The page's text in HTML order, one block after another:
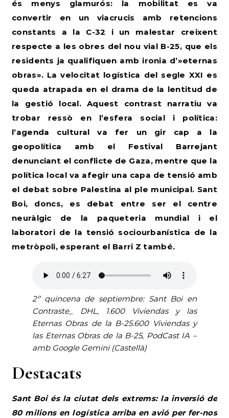
és menys glamurós: la mobilitat es va
convertir en un viacrucis amb retencions
constants a la C-32 i un malestar creixent
respecte a les obres del nou vial B-25, que els
residents ja qualifiquen amb ironia d’»eternas
obras». La velocitat logística del segle XXI es
queda atrapada en el drama de la lentitud de
la gestió local. Aquest contrast narratiu va
trobar ressò en l’esfera social i política:
l’agenda cultural va fer un gir cap a la
geopolítica amb el Festival Barrejant
denunciant el conflicte de Gaza, mentre que la
política local va afegir una capa de tensió amb
el debat sobre Palestina al ple municipal. Sant
Boi, doncs, es debat entre ser el centre
neuràlgic de la paqueteria mundial i el
laboratori de la tensió sociourbanística de la
metròpoli, esperant el Barri Z també.
2º quincena de septiembre: Sant Boi en
Contraste_ DHL, 1.600 Viviendas y las
Eternas Obrasde la B-25.600 Viviendas y
las Eternas Obrasde la B-25, PodCast IA –
amb Google Gemini (Castellà)
Destacats
Sant Boi és la ciutat dels extrems: la inversió de
80 milions en logística arriba en avió per fer-nos